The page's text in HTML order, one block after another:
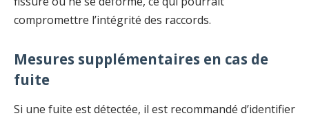
compromettre l’intégrité des raccords.
Mesures supplémentaires en cas de
fuite
Si une fuite est détectée, il est recommandé d’identifier